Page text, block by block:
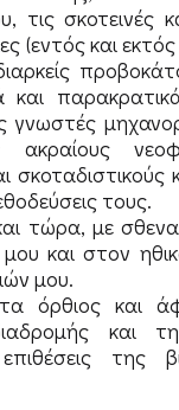
τις σκοτεινές
(εντός και
και
γνωστές
σκοταδιστικούς
τους.
τώρα, με
μου και στον
μου.
όρθιος και
και
της